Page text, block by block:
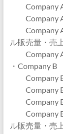
Company
Company A
Company A
ル販売量・売
Company A
・Company B
Company B
Company B
Company B
Company B
ル販売量・売